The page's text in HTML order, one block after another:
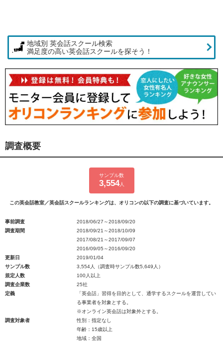
地域別 英会話スクール検索
満足度の高い英会話スクールを探そう！
調査概要
サンプル数
3,554人
この英会話教室／英会話スクールランキングは、オリコンの以下の調査に基づいています。
事前調査
2018/06/27～2018/09/20
調査期間
2018/09/21～2018/10/09
2017/08/21～2017/09/07
2016/09/05～2016/09/20
更新日
2019/01/04
サンプル数
3,554人（調査時サンプル数5,649人）
規定人数
100人以上
調査企業数
25社
定義
「英会話」習得を目的として、通学するスクールを運営してい
る事業者を対象とする。
※オンライン英会話は対象外とする。
調査対象者
性別：指定なし
年齢：15歳以上
地域：全国